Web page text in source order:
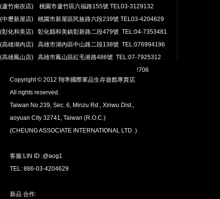
安心購買
100％付款保護。 簡單
退貨政策
全球配送
我們將運送至全球
(蘆竹南崁店) 桃園市蘆竹區六福路155號 TEL03-3129132
(中壢新屋店) 桃園市新屋區民族路六段239號 TEL03-4204629
(彰化和美店) 彰化縣和美鎮彰新路二段479號 TEL:04-7353481
(高雄湖內店) 高雄市湖內區中山路二段138號 TEL:076994196
(高雄鳳山店) 高雄市鳳山區紅毛港路486號 TEL:07-7925312
翔準網路部門:TEL 03-4202763 03-4202706
Copyright © 2012 翔準國際軍品生存遊戲專賣店.
All rights reserved.
Taiwan No.239, Sec. 6, Minzu Rd., Xinwu Dist.,
aoyuan City 32741, Taiwan (R.O.C.)
(CHEUNG ASSOCIATE INTERNATIONAL LTD. )
客服:LIN ID :@aog1
TEL: 886-03-4204629
新品 合作: